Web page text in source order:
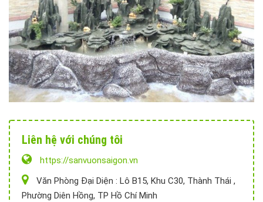
Liên hệ với chúng tôi
https://sanvuonsaigon.vn
Văn Phòng Đại Diện : Lô B15, Khu C30, Thành Thái ,
Phường Diên Hồng, TP Hồ Chí Minh